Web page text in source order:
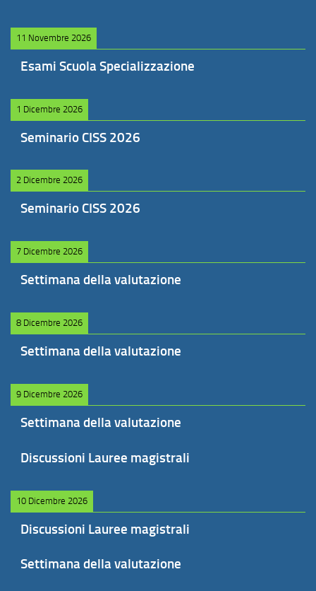
11 Novembre 2026
Esami Scuola Specializzazione
1 Dicembre 2026
Seminario CISS 2026
2 Dicembre 2026
Seminario CISS 2026
7 Dicembre 2026
Settimana della valutazione
8 Dicembre 2026
Settimana della valutazione
9 Dicembre 2026
Settimana della valutazione
Discussioni Lauree magistrali
10 Dicembre 2026
Discussioni Lauree magistrali
Settimana della valutazione